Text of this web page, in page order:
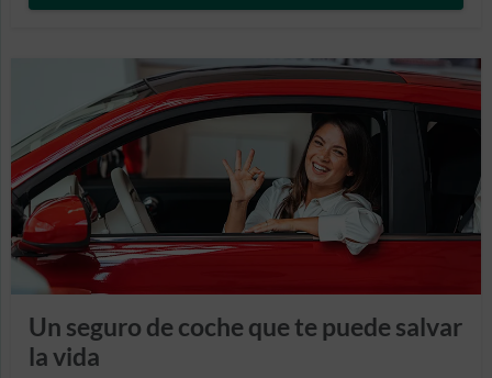
Un seguro de coche que te puede salvar
la vida